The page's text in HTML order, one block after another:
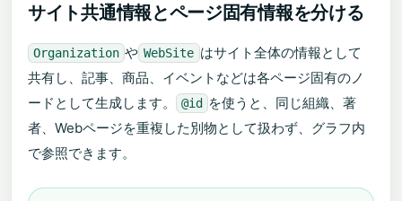
サイト共通情報とページ固有情報を分ける
Organization や WebSite はサイト全体の情報として
共有し、記事、商品、イベントなどは各ページ固有のノ
ードとして生成します。
@id
を使うと、同じ組織、著
者、Webページを重複した別物として扱わず、グラフ内
で参照できます。